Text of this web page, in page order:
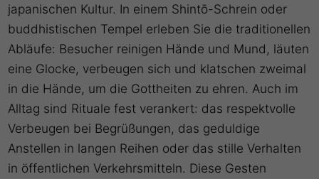
japanischen Kultur. In einem Shintō-Schrein oder
buddhistischen Tempel erleben Sie die traditionellen
Abläufe: Besucher reinigen Hände und Mund, läuten
eine Glocke, verbeugen sich und klatschen zweimal
in die Hände, um die Gottheiten zu ehren. Auch im
Alltag sind Rituale fest verankert: das respektvolle
Verbeugen bei Begrüßungen, das geduldige
Anstellen in langen Reihen oder das stille Verhalten
in öffentlichen Verkehrsmitteln. Diese Gesten